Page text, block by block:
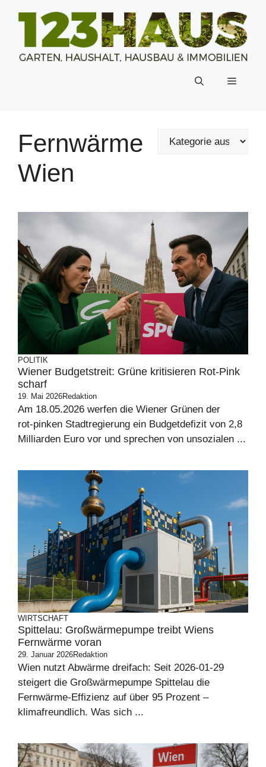
Inhalt
Menü
Fernwärme
Wien
POLITIK
Wiener Budgetstreit: Grüne kritisieren Rot‑Pink
scharf
19. Mai 2026Redaktion
Am 18.05.2026 werfen die Wiener Grünen der
rot‑pinken Stadtregierung ein Budgetdefizit von 2,8
Milliarden Euro vor und sprechen von unsozialen ...
WIRTSCHAFT
Spittelau: Großwärmepumpe treibt Wiens
Fernwärme voran
29. Januar 2026Redaktion
Wien nutzt Abwärme dreifach: Seit 2026-01-29
steigert die Großwärmepumpe Spittelau die
Fernwärme-Effizienz auf über 95 Prozent –
klimafreundlich. Was sich ...